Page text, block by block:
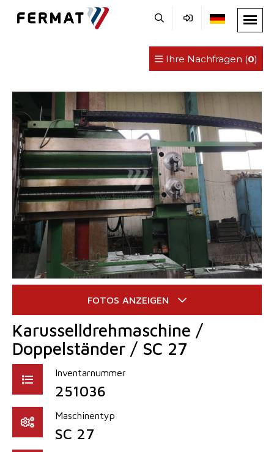
Ihre Nachfragen (0)
Karusselldrehmaschine /
Doppelständer / SC 27
Inventarnummer
251036
Maschinentyp
SC 27